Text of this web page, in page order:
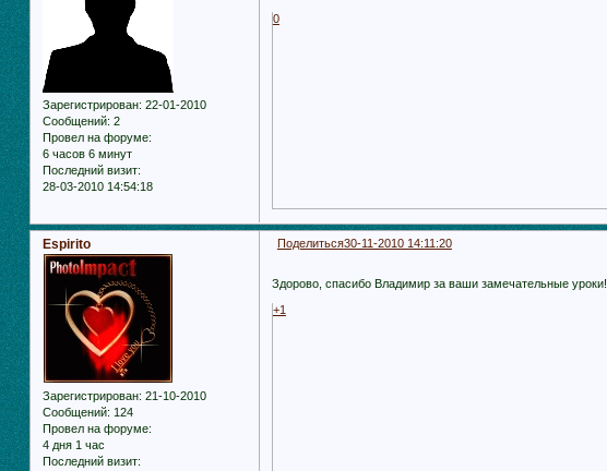
Зарегистрирован: 22-01-2010
Сообщений: 2
Провел на форуме:
6 часов 6 минут
Последний визит:
28-03-2010 14:54:18
0
Поделиться30-11-2010 14:11:20
Espirito
Зарегистрирован: 21-10-2010
Сообщений: 124
Провел на форуме:
4 дня 1 час
Последний визит:
Здорово, спасибо Владимир за ваши замечательные уроки!
+1